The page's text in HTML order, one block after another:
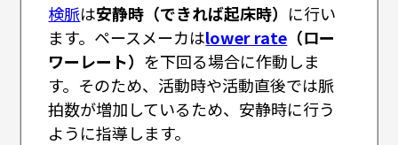
検脈は安静時（できれば起床時） に行い
ます。ペースメーカはlower rate （ロー
ワーレート） を下回る場合に作動しま
す。そのため、活動時や活動直後では脈
拍数が増加しているため、安静時に行う
ように指導します。